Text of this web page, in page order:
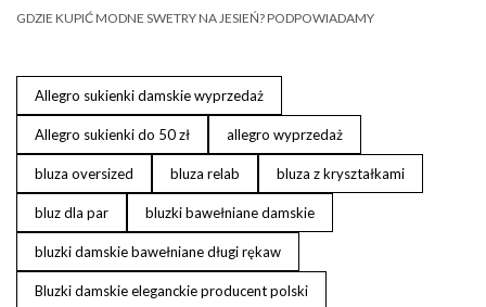
GDZIE KUPIĆ MODNE SWETRY NA JESIEŃ? PODPOWIADAMY
Allegro sukienki damskie wyprzedaż
Allegro sukienki do 50 zł allegro wyprzedaż
bluza oversized bluza relab bluza z kryształkami
bluz dla par bluzki bawełniane damskie
bluzki damskie bawełniane długi rękaw
Bluzki damskie eleganckie producent polski